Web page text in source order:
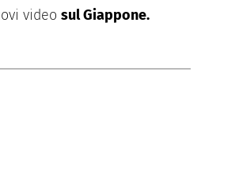
video sul Giappone.